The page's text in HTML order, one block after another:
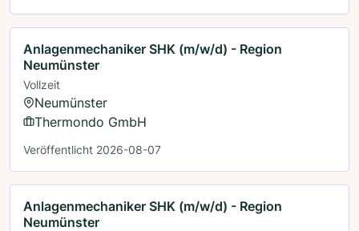
Anlagenmechaniker SHK (m/w/d) - Region
Neumünster
Vollzeit
Neumünster
Thermondo GmbH
Veröffentlicht 2026-08-07
Anlagenmechaniker SHK (m/w/d) - Region
Neumünster